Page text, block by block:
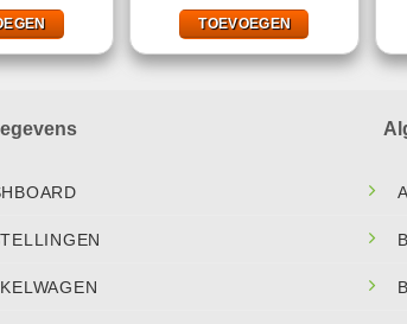
€18,89.€6,49.
€13,99.€6,98.
TOEVOEGEN